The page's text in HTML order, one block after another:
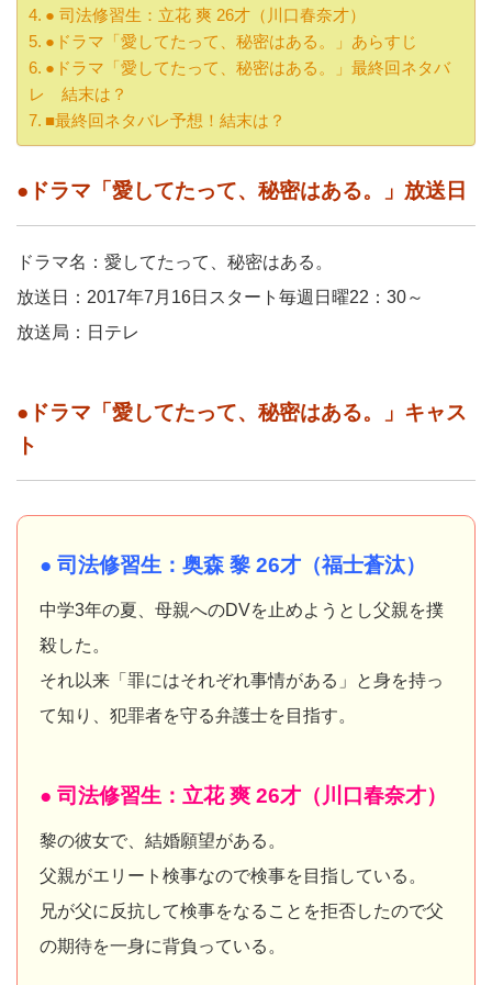
● 司法修習生：立花 爽 26才（川口春奈才）
●ドラマ「愛してたって、秘密はある。」あらすじ
●ドラマ「愛してたって、秘密はある。」最終回ネタバ
レ 結末は？
■最終回ネタバレ予想！結末は？
●ドラマ「愛してたって、秘密はある。」放送日
ドラマ名：愛してたって、秘密はある。
放送日：2017年7月16日スタート毎週日曜22：30～
放送局：日テレ
●ドラマ「愛してたって、秘密はある。」キャス
ト
● 司法修習生：奥森 黎 26才（福士蒼汰）
中学3年の夏、母親へのDVを止めようとし父親を撲
殺した。
それ以来「罪にはそれぞれ事情がある」と身を持っ
て知り、犯罪者を守る弁護士を目指す。
● 司法修習生：立花 爽 26才（川口春奈才）
黎の彼女で、結婚願望がある。
父親がエリート検事なので検事を目指している。
兄が父に反抗して検事をなることを拒否したので父
の期待を一身に背負っている。